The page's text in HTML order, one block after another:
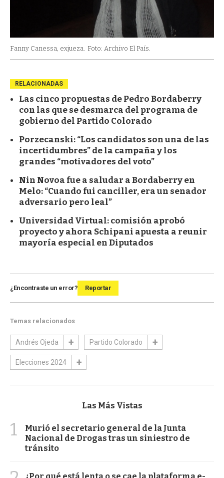
Fanny Canessa, exjueza. Foto: Archivo El País.
RELACIONADAS
Las cinco propuestas de Pedro Bordaberry
con las que se desmarca del programa de
gobierno del Partido Colorado
Porzecanski: “Los candidatos son una de las
incertidumbres” de la campaña y los
grandes “motivadores del voto”
Nin Novoa fue a saludar a Bordaberry en
Melo: “Cuando fui canciller, era un senador
adversario pero leal”
Universidad Virtual: comisión aprobó
proyecto y ahora Schipani apuesta a reunir
mayoría especial en Diputados
¿Encontraste un error? Reportar
Temas relacionados
Andrés Ojeda Partido Colorado
Elecciones 2024
Las Más Vistas
1
Murió el secretario general de la Junta
Nacional de Drogas tras un siniestro de
tránsito